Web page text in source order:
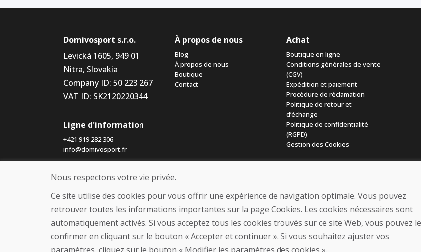
Domivosport s.r.o.
Levická 1605, 949 01
Nitra, Slovakia
Company ID: 50 223 267
VAT ID: SK2120220344
Ligne d'information
+421 919 282 306
info@domivosport.fr
À propos de nous
Blog
À propos de nous
Boutique
Contact
Achat
Boutique en ligne
Conditions générales de vente
(CGV)
Expédition et paiement
Procédure de réclamation
Politique de retour et
d’échange
Politique de confidentialité
(RGPD)
Gestion des Cookies
© DOMIVOSPORT 2026, tous droits réservés
création de boutique en ligne
Nous respectons votre vie privée.
Ce site utilise des cookies pour vous offrir une expérience de navigation optimale. Vous pouvez
retrouver toutes les informations importantes sur la page Cookies. Les cookies nécessaires sont
automatiquement activés. Si vous acceptez tous les cookies trouvés sur ce site Web, vous pouvez le
confirmer en cliquant sur le bouton « Accepter et continuer ». Si vous souhaitez ajuster vos
paramètres, cliquez sur le bouton « Modifier les paramètres des cookies ».